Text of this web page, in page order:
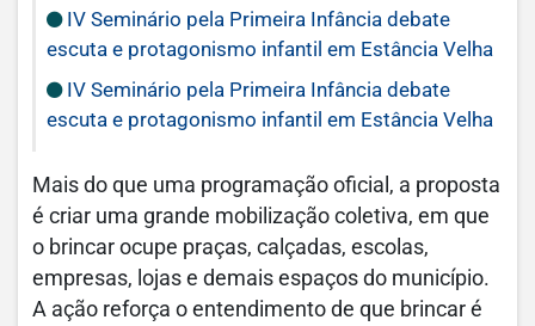
IV Seminário pela Primeira Infância debate
escuta e protagonismo infantil em Estância Velha
IV Seminário pela Primeira Infância debate
escuta e protagonismo infantil em Estância Velha
Mais do que uma programação oficial, a proposta
é criar uma grande mobilização coletiva, em que
o brincar ocupe praças, calçadas, escolas,
empresas, lojas e demais espaços do município.
A ação reforça o entendimento de que brincar é